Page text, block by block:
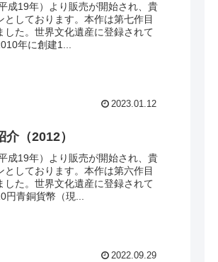
成19年）より販売が開始され、貴
しております。本作は第七作目
た。世界文化遺産に登録されて
年に創建1...
2023.01.12
（2012）
成19年）より販売が開始され、貴
しております。本作は第六作目
た。世界文化遺産に登録されて
円青銅貨幣（現...
2022.09.29